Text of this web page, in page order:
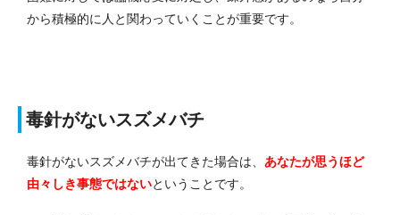
から積極的に人と関わっていくことが重要です。
毒針がないスズメバチ
毒針がないスズメバチが出てきた場合は、 あなたが思うほど
由々しき事態ではないということです。